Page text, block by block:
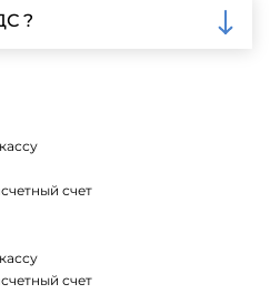
переводы,
информацию о
?
20%
счет
счет